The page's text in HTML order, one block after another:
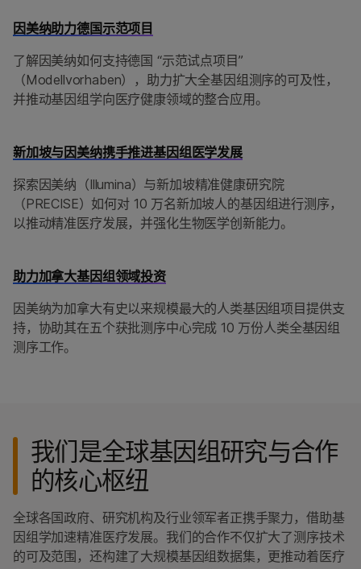
因美纳助力德国示范项目
了解因美纳如何支持德国 “示范试点项目”
（Modellvorhaben），助力扩大全基因组测序的可及性，
并推动基因组学向医疗健康领域的整合应用。
新加坡与因美纳携手推进基因组医学发展
探索因美纳（Illumina）与新加坡精准健康研究院
（PRECISE）如何对 10 万名新加坡人的基因组进行测序，
以推动精准医疗发展，并强化生物医学创新能力。
助力加拿大基因组领域投资
因美纳为加拿大有史以来规模最大的人类基因组项目提供支
持，协助其在五个获批测序中心完成 10 万份人类全基因组
测序工作。
我们是全球基因组研究与合作
的核心枢纽
全球各国政府、研究机构及行业领军者正携手聚力，借助基
因组学加速精准医疗发展。我们的合作不仅扩大了测序技术
的可及范围，还构建了大规模基因组数据集，更推动着医疗